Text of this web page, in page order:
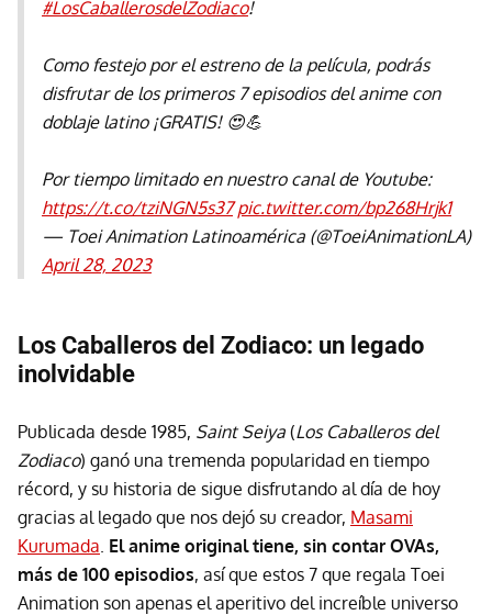
#LosCaballerosdelZodiaco!
Como festejo por el estreno de la película, podrás
disfrutar de los primeros 7 episodios del anime con
doblaje latino ¡GRATIS! 😍💪
Por tiempo limitado en nuestro canal de Youtube:
https://t.co/tziNGN5s37 pic.twitter.com/bp268Hrjk1
— Toei Animation Latinoamérica (@ToeiAnimationLA)
April 28, 2023
Los Caballeros del Zodiaco: un legado
inolvidable
Publicada desde 1985, Saint Seiya (Los Caballeros del
Zodiaco) ganó una tremenda popularidad en tiempo
récord, y su historia de sigue disfrutando al día de hoy
gracias al legado que nos dejó su creador, Masami
Kurumada El anime original tiene, sin contar OVAs,
más de 100 episodios, así que estos 7 que regala Toei
Animation son apenas el aperitivo del increíble universo